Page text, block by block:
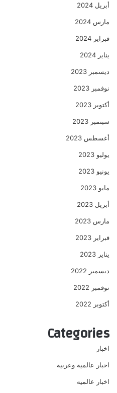
أبريل 2024
مارس 2024
فبراير 2024
يناير 2024
ديسمبر 2023
نوفمبر 2023
أكتوبر 2023
سبتمبر 2023
أغسطس 2023
يوليو 2023
يونيو 2023
مايو 2023
أبريل 2023
مارس 2023
فبراير 2023
يناير 2023
ديسمبر 2022
نوفمبر 2022
أكتوبر 2022
Categories
اخبار
اخبار عالمية وعربية
اخبار عالميه